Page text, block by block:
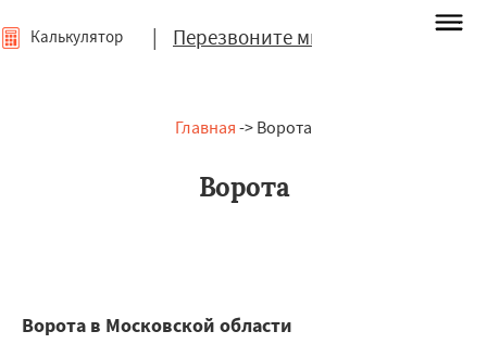
| Перезвоните мне
Калькулятор
Главная -> Ворота
Ворота
Ворота в Московской области